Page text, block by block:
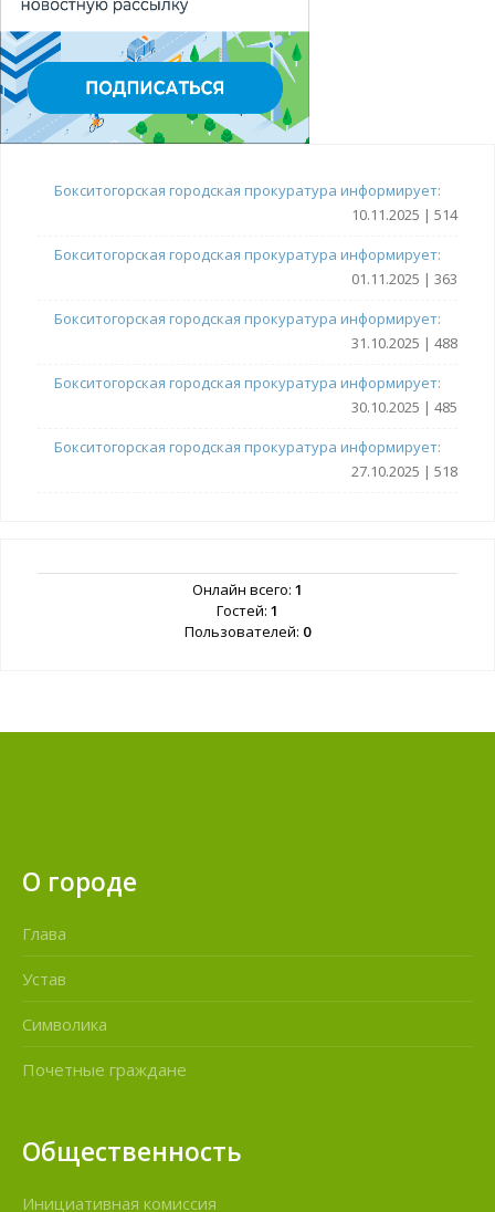
Бокситогорская городская прокуратура информирует:
10.11.2025 | 514
Бокситогорская городская прокуратура информирует:
01.11.2025 | 363
Бокситогорская городская прокуратура информирует:
31.10.2025 | 488
Бокситогорская городская прокуратура информирует:
30.10.2025 | 485
Бокситогорская городская прокуратура информирует:
27.10.2025 | 518
Онлайн всего: 1
Гостей: 1
Пользователей: 0
О городе
Глава
Устав
Символика
Почетные граждане
Общественность
Инициативная комиссия